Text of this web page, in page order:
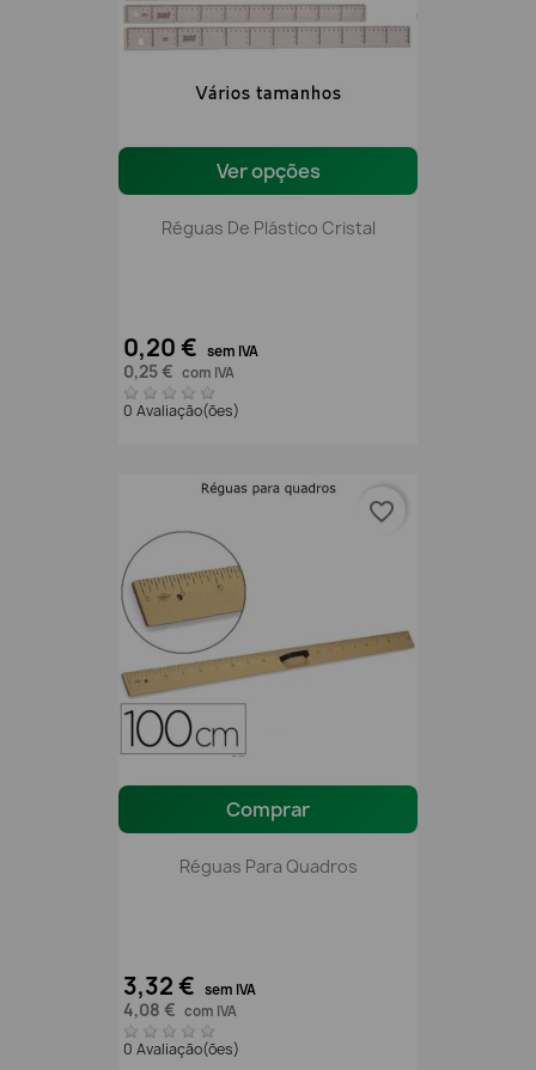
Ver opções
Réguas De Plástico Cristal
0,20 € sem IVA
0,25 € com IVA
0 Avaliação(ões)
Comprar
Réguas Para Quadros
3,32 € sem IVA
4,08 € com IVA
0 Avaliação(ões)
favorite_border